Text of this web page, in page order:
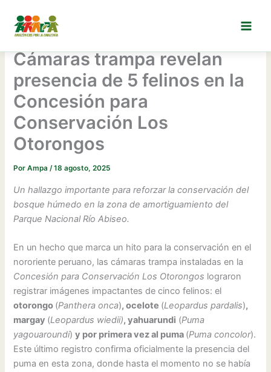
contenido
Cámaras trampa revelan
presencia de 5 felinos en la
Concesión para
Conservación Los
Otorongos
PorAmpa/18 agosto, 2025
Un hallazgo importante para reforzar la conservación del
bosque húmedo en la zona de amortiguamiento del
Parque Nacional Río Abiseo.
En un hecho que marca un hito para la conservación en el
nororiente peruano, las cámaras trampa instaladas en la
Concesión para Conservación Los Otorongos lograron
registrar imágenes impactantes de cinco felinos: el
otorongo (Panthera onca), ocelote (Leopardus pardalis),
margay (Leopardus wiedii), yahuarundi (Puma
yagouaroundi)y por primera vez al puma (Puma concolor).
Este último registro confirma oficialmente la presencia del
puma en esta zona, donde hasta el momento no se había